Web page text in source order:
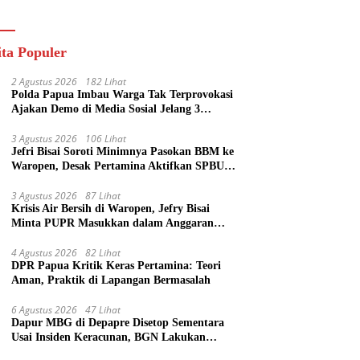
Populer
2 Agustus 2026 182 Lihat
Polda Papua Imbau Warga Tak Terprovokasi
Ajakan Demo di Media Sosial Jelang 3
3 Agustus 2026 106 Lihat
Jefri Bisai Soroti Minimnya Pasokan BBM ke
Waropen, Desak Pertamina Aktifkan SPBU
3 Agustus 2026 87 Lihat
Krisis Air Bersih di Waropen, Jefry Bisai
Minta PUPR Masukkan dalam Anggaran
4 Agustus 2026 82 Lihat
DPR Papua Kritik Keras Pertamina: Teori
Aman, Praktik di Lapangan Bermasalah
6 Agustus 2026 47 Lihat
Dapur MBG di Depapre Disetop Sementara
Usai Insiden Keracunan, BGN Lakukan